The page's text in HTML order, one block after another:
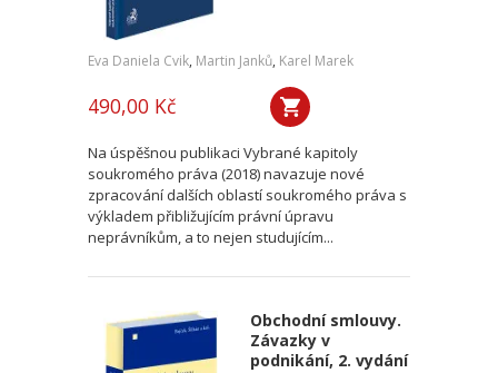
Eva Daniela Cvik, Martin Janků, Karel Marek
490,00 Kč
Na úspěšnou publikaci Vybrané kapitoly
soukromého práva (2018) navazuje nové
zpracování dalších oblastí soukromého práva s
výkladem přibližujícím právní úpravu
neprávníkům, a to nejen studujícím...
Obchodní smlouvy.
Závazky v
podnikání, 2. vydání